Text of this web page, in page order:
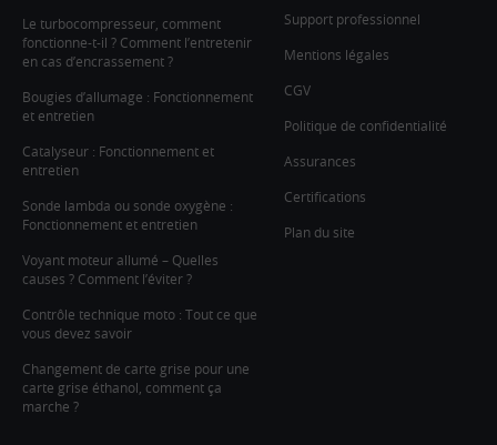
Le turbocompresseur, comment
fonctionne-t-il ? Comment l’entretenir
en cas d’encrassement ?
Bougies d’allumage : Fonctionnement
et entretien
Catalyseur : Fonctionnement et
entretien
Sonde lambda ou sonde oxygène :
Fonctionnement et entretien
Voyant moteur allumé – Quelles
causes ? Comment l’éviter ?
Contrôle technique moto : Tout ce que
vous devez savoir
Changement de carte grise pour une
carte grise éthanol, comment ça
marche ?
Support professionnel
Mentions légales
CGV
Politique de confidentialité
Assurances
Certifications
Plan du site